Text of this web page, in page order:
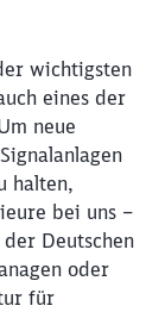
wichtigsten
eines der
neue
halten,
bei uns –
Deutschen
oder
für